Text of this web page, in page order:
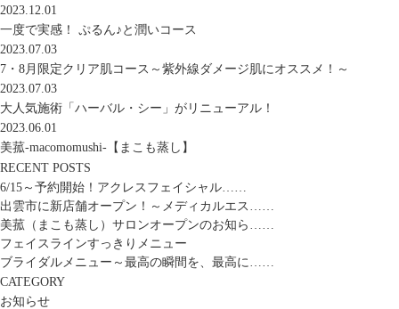
2023.12.01
一度で実感！ ぷるん♪と潤いコース
2023.07.03
7・8月限定クリア肌コース～紫外線ダメージ肌にオススメ！～
2023.07.03
大人気施術「ハーバル・シー」がリニューアル！
2023.06.01
美菰‐macomomushi‐【まこも蒸し】
RECENT POSTS
6/15～予約開始！アクレスフェイシャル……
出雲市に新店舗オープン！～メディカルエス……
美菰（まこも蒸し）サロンオープンのお知ら……
フェイスラインすっきりメニュー
ブライダルメニュー～最高の瞬間を、最高に……
CATEGORY
お知らせ